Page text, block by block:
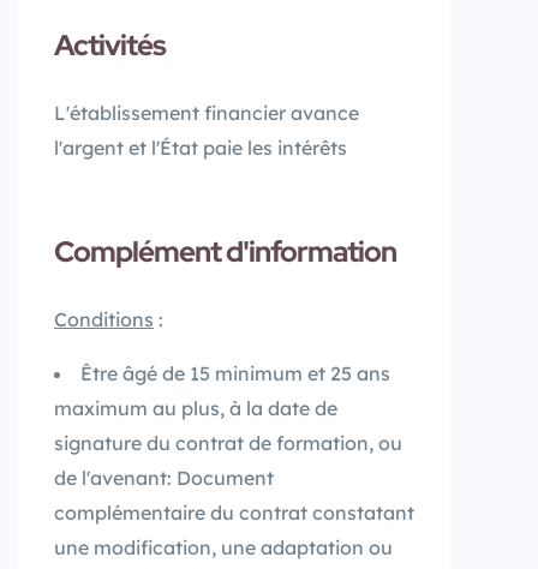
Activités
L'établissement financier avance
l'argent et l'État paie les intérêts
Complément d'information
Conditions :
Être âgé de 15 minimum et 25 ans
maximum au plus, à la date de
signature du contrat de formation, ou
de l'avenant: Document
complémentaire du contrat constatant
une modification, une adaptation ou